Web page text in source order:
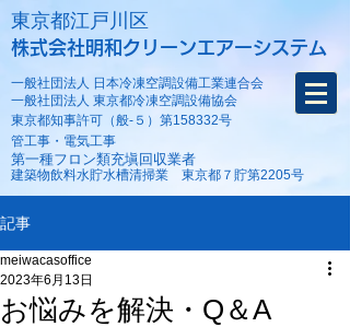
​東京都江戸川区
株式会社明和クリーンエアーシステム
一般社団法人 日本冷凍空調設備工業連合会
東京都知事許可（般-５）第158332号
​管工事・電気工事
一般社団法人 東京都冷凍空調設備協会
第一種フロン類充塡回収業者
建築物飲料水貯水槽清掃業 東京都７貯第2205号
記事
お悩みを解決・Q＆A
meiwacasoffice
2023年6月13日